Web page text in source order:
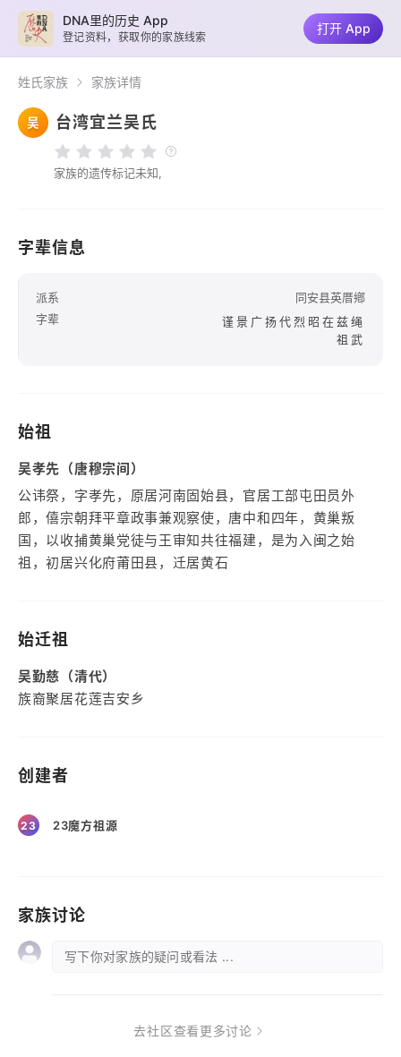
姓氏家族 家族详情
吴 台湾宜兰吴氏
家族的遗传标记未知,
字辈信息
派系
同安县英厝鄕
字辈
谨景广扬代烈昭在兹绳
祖武
始祖
吴孝先（唐穆宗间）
公讳祭，字孝先，原居河南固始县，官居工部屯田员外
郎，僖宗朝拜平章政事兼观察使，唐中和四年，黄巢叛
国，以收捕黄巢党徒与王审知共往福建，是为入闽之始
祖，初居兴化府莆田县，迁居黄石
始迁祖
吴勤慈（清代）
族裔聚居花莲吉安乡
创建者
23 23魔方祖源
家族讨论
写下你对家族的疑问或看法 ...
去社区查看更多讨论
DNA里的历史 App
登记资料，获取你的家族线索
打开 App